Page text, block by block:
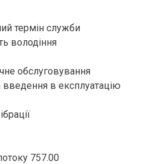
термін служби
володіння
обслуговування
введення в експлуатацію
757.00